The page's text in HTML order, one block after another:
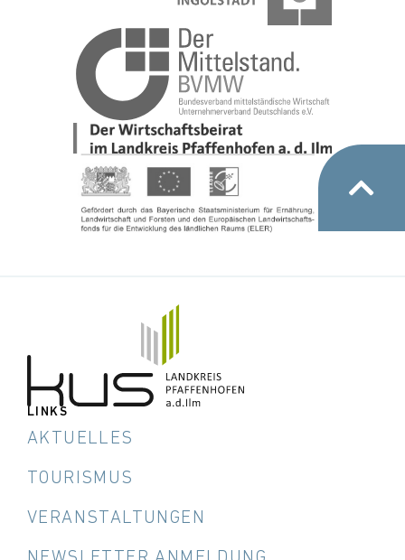
LINKS
AKTUELLES
TOURISMUS
VERANSTALTUNGEN